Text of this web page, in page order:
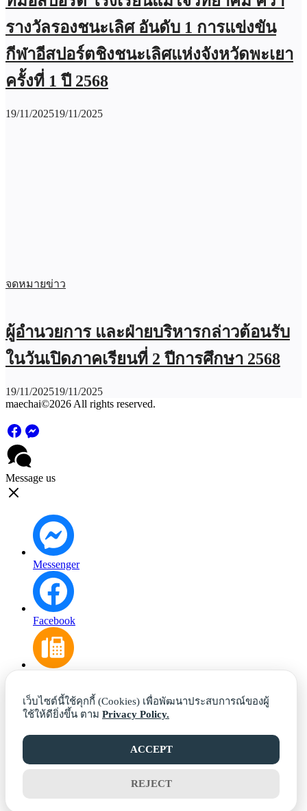
รางวัลรองชนะเลิศ อันดับ 1 การแข่งขัน
กีฬาอีสปอร์ตชิงชนะเลิศแห่งจังหวัดพะเยา
ครั้งที่ 1 ปี 2568
19/11/202519/11/2025
จดหมายข่าว
ผู้อำนวยการ และฝ่ายบริหารกล่าวต้อนรับ
ในวันเปิดภาคเรียนที่ 2 ปีการศึกษา 2568
19/11/202519/11/2025
maechai©2026 All rights reserved.
Message us
Messenger
Facebook
Email
เว็บไซต์นี้ใช้คุกกี้ (Cookies) เพื่อพัฒนาประสบการณ์ของผู้
ใช้ให้ดียิ่งขึ้น ตาม Privacy Policy.
ACCEPT
REJECT